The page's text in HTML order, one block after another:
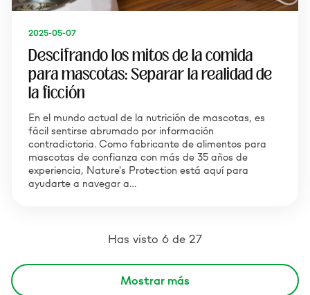
2025-05-07
Descifrando los mitos de la comida
para mascotas: Separar la realidad de
la ficción
En el mundo actual de la nutrición de mascotas, es
fácil sentirse abrumado por información
contradictoria. Como fabricante de alimentos para
mascotas de confianza con más de 35 años de
experiencia, Nature's Protection está aquí para
ayudarte a navegar a…
Has visto 6 de 27
Mostrar más